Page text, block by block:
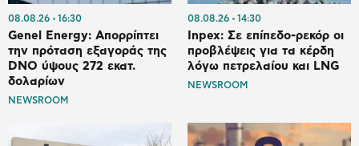
08.08.26 16:30
Genel Energy: Απορρίπτει
την πρόταση εξαγοράς της
DNO ύψους 272 εκατ.
δολαρίων
NEWSROOM
08.08.26 14:30
Inpex: Σε επίπεδο-ρεκόρ οι
προβλέψεις για τα κέρδη
λόγω πετρελαίου και LNG
NEWSROOM